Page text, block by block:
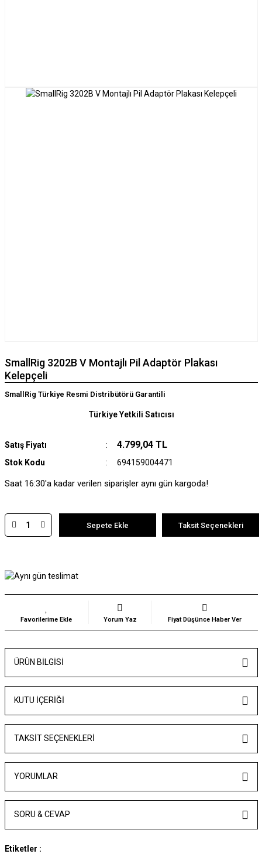
SmallRig 3202B V Montajlı Pil Adaptör Plakası
Kelepçeli
SmallRig Türkiye Resmi Distribütörü Garantili
Satış Fiyatı 4.799,04 TL
Stok Kodu 694159004471
Türkiye Yetkili Satıcısı
Saat 16:30'a kadar verilen siparişler aynı gün kargoda!
Sepete Ekle Taksit Seçenekleri
Yorum Yaz Fiyat Düşünce Haber Ver
ÜRÜN BILGISI
KUTU İÇERİĞİ
TAKSIT SEÇENEKLERI
YORUMLAR
SORU & CEVAP
Etiketler :